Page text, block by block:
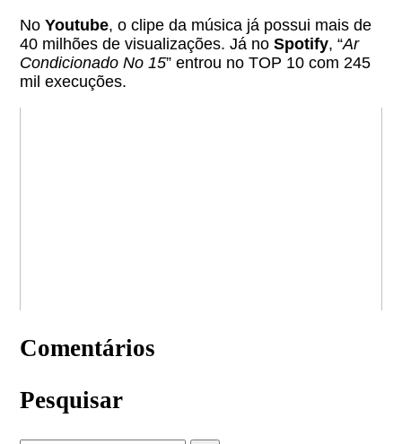
NoYoutube, o clipe da música já possui mais de
40 milhões de visualizações. Já noSpotify, “Ar
Condicionado No 15” entrou no TOP 10 com 245
mil execuções.
Comentários
Pesquisar